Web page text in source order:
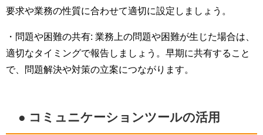
要求や業務の性質に合わせて適切に設定しましょう。
・問題や困難の共有: 業務上の問題や困難が生じた場合は、
適切なタイミングで報告しましょう。早期に共有すること
で、問題解決や対策の立案につながります。
● コミュニケーションツールの活用